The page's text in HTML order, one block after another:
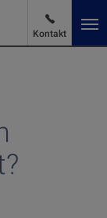
Kontakt